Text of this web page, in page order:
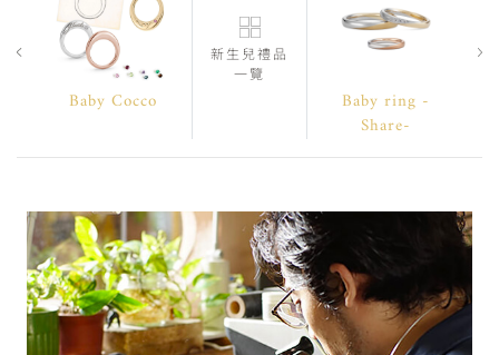
Baby Cocco
新生兒禮品
一覽
Baby ring -
Share-